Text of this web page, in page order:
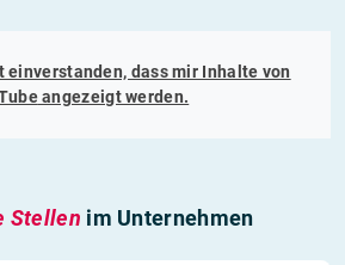
einverstanden, dass mir Inhalte von
angezeigt werden.
Stellen im Unternehmen